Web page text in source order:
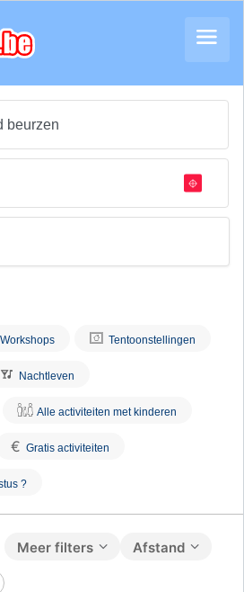
Workshops Tentoonstellingen
Nachtleven
Alle activiteiten met kinderen
€ Gratis activiteiten
?
Afstand
Meer filters